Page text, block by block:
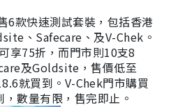
6款快速測試套裝，包括香港
、Safecare、及V-Chek。
享75折，而門市則10支8
及Goldsite，售價低至
就買到。V-Chek門市購買
數量有限，售完即止。